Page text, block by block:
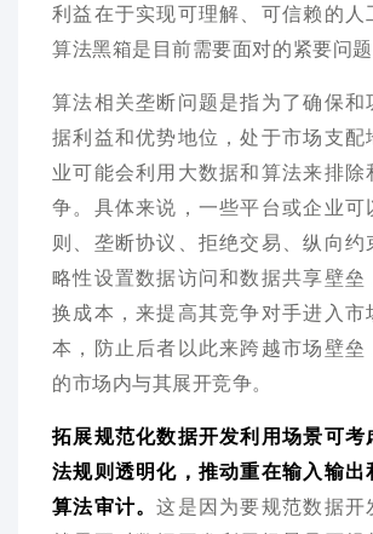
利益在于实现可理解、可信赖的人
算法黑箱是目前需要面对的紧要问题
算法相关垄断问题是指为了确保和
据利益和优势地位，处于市场支配
业可能会利用大数据和算法来排除
争。具体来说，一些平台或企业可
则、垄断协议、拒绝交易、纵向约
略性设置数据访问和数据共享壁垒
换成本，来提高其竞争对手进入市
本，防止后者以此来跨越市场壁垒
的市场内与其展开竞争。
拓展规范化数据开发利用场景可考
法规则透明化，推动重在输入输出
算法审计。这是因为要规范数据开